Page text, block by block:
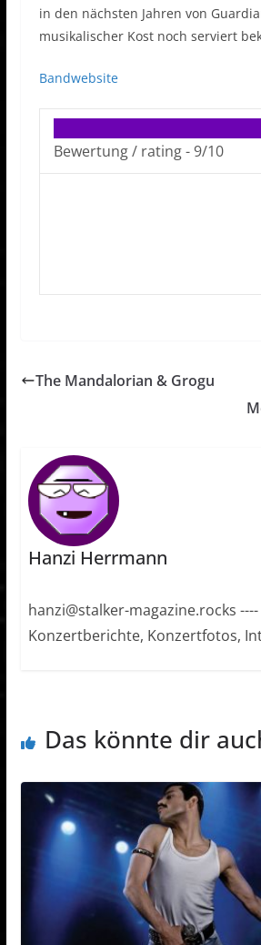
in den nächsten Jahren von
musikalischer Kost noch serviert
Bandwebsite
Bewertung / rating -9/10
The Mandalorian & Grogu
Hanzi Herrmann
hanzi@stalker-magazine.rocks
Konzertberichte, Konzertfotos,
Das könnte dir